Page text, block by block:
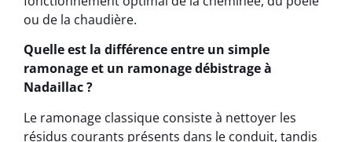
ou de la chaudière.
Quelle est la différence entre un simple
ramonage et un ramonage débistrage à
Nadaillac ?
Le ramonage classique consiste à nettoyer les
résidus courants présents dans le conduit, tandis